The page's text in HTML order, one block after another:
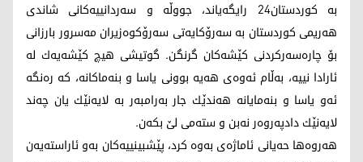
به‌ كوردستان24 رایگه‌یاند، جووڵه‌ و سه‌ردانییه‌كانی شاندی
هه‌ریمی كوردستان به‌ سه‌رۆكایه‌تی سه‌رۆكوه‌زیران مه‌سرور بارزانی
بۆ چاره‌سه‌ركردنی كێشه‌كان گرنگن. گوتیشی هیچ كێشه‌یه‌ك له‌
ئارادا نییه‌، به‌ڵام ئه‌وه‌ی هه‌یه‌ بوونی یاسا و بنه‌ماكانه‌، كه‌ ره‌نگه‌
ئه‌و یاسا و بنه‌مایانه‌ هه‌ندێك جار به‌رامبه‌ر به‌ لایه‌نێك یان چه‌ند
لایه‌نێك دادپه‌روه‌ر نه‌بن و سته‌می لێ بكه‌ن.
هه‌روه‌ها حه‌یانی ئاماژه‌ی به‌وه‌ كرد، پێشبینییه‌كان به‌و ئاراسته‌یه‌ن